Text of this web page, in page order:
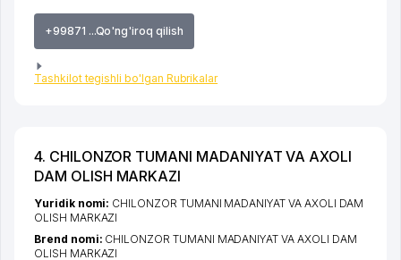
+99871 ...Qo'ng'iroq qilish
Tashkilot tegishli bo'lgan Rubrikalar
4. CHILONZOR TUMANI MADANIYAT VA AXOLI
DAM OLISH MARKAZI
Yuridik nomi: CHILONZOR TUMANI MADANIYAT VA AXOLI DAM
OLISH MARKAZI
Brend nomi: CHILONZOR TUMANI MADANIYAT VA AXOLI DAM
OLISH MARKAZI